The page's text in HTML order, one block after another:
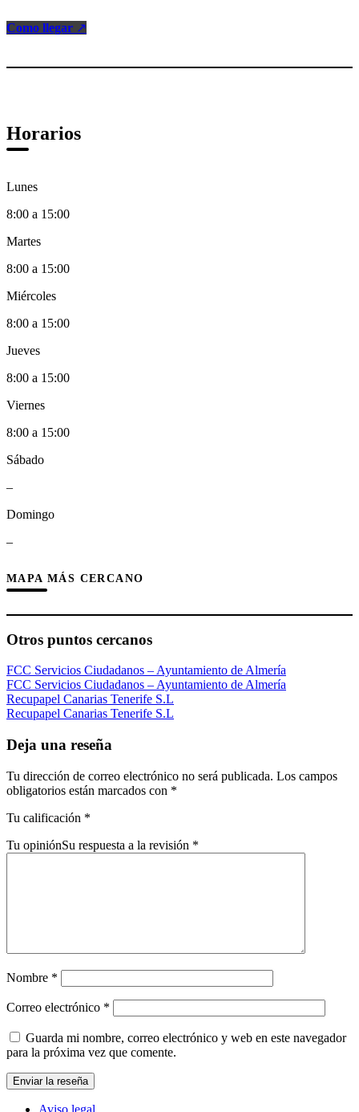
Como llegar ↗
Horarios
Lunes
8:00 a 15:00
Martes
8:00 a 15:00
Miércoles
8:00 a 15:00
Jueves
8:00 a 15:00
Viernes
8:00 a 15:00
Sábado
–
Domingo
–
MAPA MÁS CERCANO
Otros puntos cercanos
FCC Servicios Ciudadanos – Ayuntamiento de Almería
FCC Servicios Ciudadanos – Ayuntamiento de Almería
Recupapel Canarias Tenerife S.L
Recupapel Canarias Tenerife S.L
Deja una reseña
Tu dirección de correo electrónico no será publicada. Los campos
obligatorios están marcados con *
Tu calificación *
Tu opiniónSu respuesta a la revisión *
Nombre *
Correo electrónico *
Guarda mi nombre, correo electrónico y web en este navegador
para la próxima vez que comente.
Aviso legal